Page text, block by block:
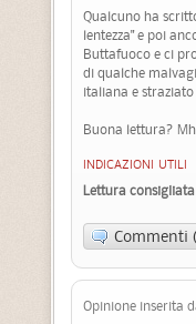
Qualcuno ha
lentezza" e poi
Buttafuoco e ci
di qualche
italiana e
Buona lettura?
INDICAZIONI UTILI
Lettura consigliata
Commenti
Opinione inserita